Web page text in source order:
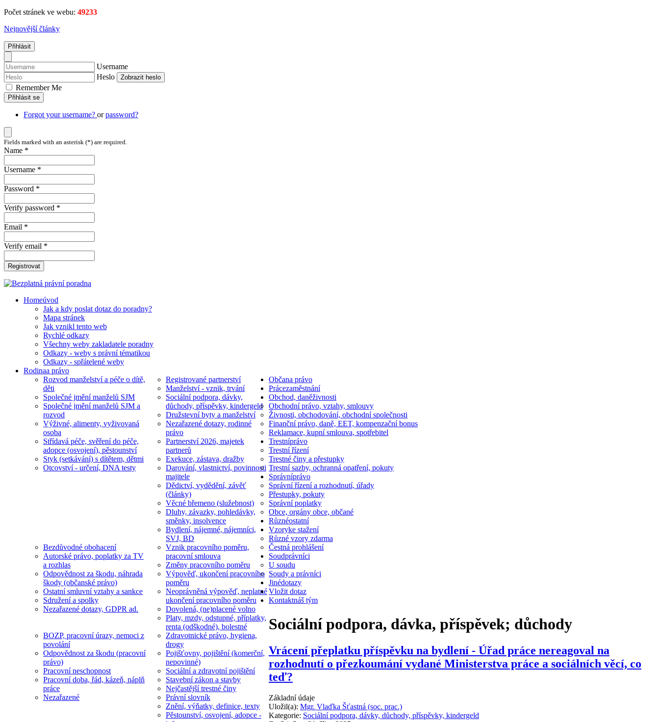
Počet stránek ve webu: 49233
Nejnovější články
Přihlásit
Username
Heslo
Zobrazit heslo
Remember Me
Přihlásit se
Forgot your username? orpassword?
Fields marked with an asterisk (*) are required.
Name *
Username *
Password *
Verify password *
Email *
Verify email *
Registrovat
Homeúvod
Jak a kdy poslat dotaz do poradny?
Mapa stránek
Jak vznikl tento web
Rychlé odkazy
Všechny weby zakladatele poradny
Odkazy - weby s právní tématikou
Odkazy - spřátelené weby
Rodinaa právo
Rozvod manželství a péče o dítě,
děti
Společné jmění manželů SJM
Společné jmění manželů SJM a
rozvod
Výživné, alimenty, vyživovaná
osoba
Střídavá péče, svěření do péče,
adopce (osvojení), pěstounství
Styk (setkávání) s dítětem, dětmi
Otcovství - určení, DNA testy
Registrované partnerství
Manželství - vznik, trvání
Sociální podpora, dávky,
důchody, příspěvky, kindergeld
Družstevní byty a manželství
Nezařazené dotazy, rodinné
právo
Partnerství 2026, majetek
partnerů
Občana právo
Exekuce, zástava, dražby
Darování, vlastnictví, povinnosti
majitele
Dědictví, vydědění, závěť
(články)
Věcné břemeno (služebnost)
Dluhy, závazky, pohledávky,
směnky, insolvence
Bydlení, nájemné, nájemníci,
SVJ, BD
Bezdůvodné obohacení
Autorské právo, poplatky za TV
a rozhlas
Odpovědnost za škodu, náhrada
škody (občanské právo)
Ostatní smluvní vztahy a sankce
Sdružení a spolky
Nezařazené dotazy, GDPR ad.
Prácezaměstnání
Vznik pracovního poměru,
pracovní smlouva
Změny pracovního poměru
Výpověď, ukončení pracovního
poměru
Neoprávněná výpověď, neplatné
ukončení pracovního poměru
Dovolená, (ne)placené volno
Platy, mzdy, odstupné, příplatky,
renta (odškodné), bolestné
BOZP, pracovní úrazy, nemoci z
povolání
Odpovědnost za škodu (pracovní
právo)
Pracovní neschopnost
Pracovní doba, řád, kázeň, náplň
práce
Nezařazené
Obchod, daněživnosti
Obchodní právo, vztahy, smlouvy
Živnosti, obchodování, obchodní společnosti
Finanční právo, daně, EET, kompenzační bonus
Reklamace, kupní smlouva, spotřebitel
Trestníprávo
Trestní řízení
Trestné činy a přestupky
Trestní sazby, ochranná opatření, pokuty
Správníprávo
Správní řízení a rozhodnutí, úřady
Přestupky, pokuty
Správní poplatky
Obce, orgány obce, občané
Různéostatní
Zdravotnické právo, hygiena,
drogy
Pojišťovny, pojištění (komerční,
nepovinné)
Sociální a zdravotní pojištění
Stavební zákon a stavby
Nejčastější trestné činy
Právní slovník
Znění, výňatky, definice, texty
Pěstounství, osvojení, adopce -
Vzoryke stažení
Různé vzory zdarma
Čestná prohlášení
Soudprávníci
U soudu
Soudy a právníci
Jinédotazy
Vložit dotaz
Kontaktnáš tým
Sociální podpora, dávka, příspěvek; důchody
Vrácení přeplatku příspěvku na bydlení - Úřad práce nereagoval na
rozhodnutí o přezkoumání vydané Ministerstva práce a sociálních věcí, co
teď?
Základní údaje
Uložil(a): Mgr. Vlaďka Šťastná (soc. prac.)
Kategorie: Sociální podpora, dávky, důchody, příspěvky, kindergeld